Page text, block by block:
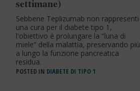
settimane)
Sebbene Teplizumab non rappresenti
una cura per il diabete tipo 1,
l'obiettivo è prolungare la “luna di
miele” della malattia, preservando più
a lungo la funzione pancreatica
residua.
POSTED IN DIABETE DI TIPO 1